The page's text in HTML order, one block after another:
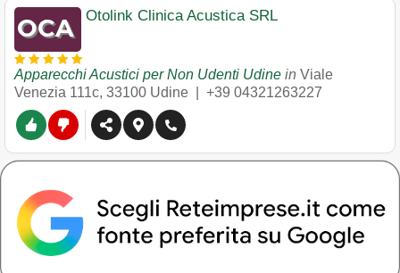
Otolink Clinica Acustica SRL
Apparecchi Acustici per Non Udenti Udine in Viale
Venezia 111c, 33100 Udine +39 04321263227